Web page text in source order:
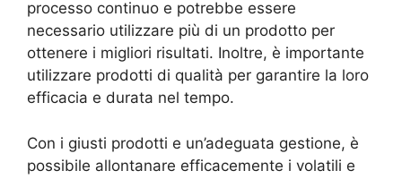
processo continuo e potrebbe essere
necessario utilizzare più di un prodotto per
ottenere i migliori risultati. Inoltre, è importante
utilizzare prodotti di qualità per garantire la loro
efficacia e durata nel tempo.
Con i giusti prodotti e un’adeguata gestione, è
possibile allontanare efficacemente i volatili e